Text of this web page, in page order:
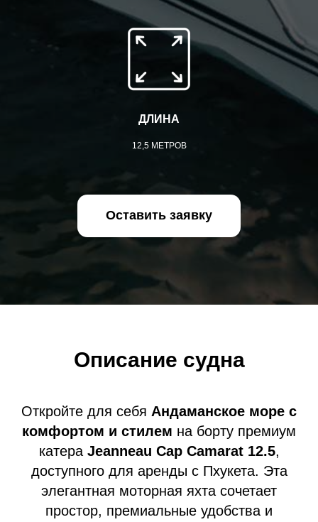
ДЛИНА
12,5 МЕТРОВ
Оставить заявку
Описание судна
Откройте для себя Андаманское море с
комфортом и стилем на борту премиум
катера Jeanneau Cap Camarat 12.5,
доступного для аренды с Пхукета. Эта
элегантная моторная яхта сочетает
простор, премиальные удобства и